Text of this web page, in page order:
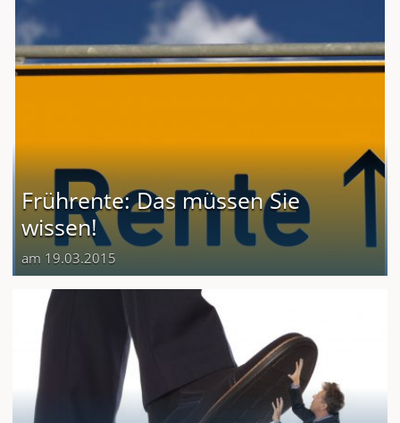
Frührente: Das müssen Sie
wissen!
am 19.03.2015